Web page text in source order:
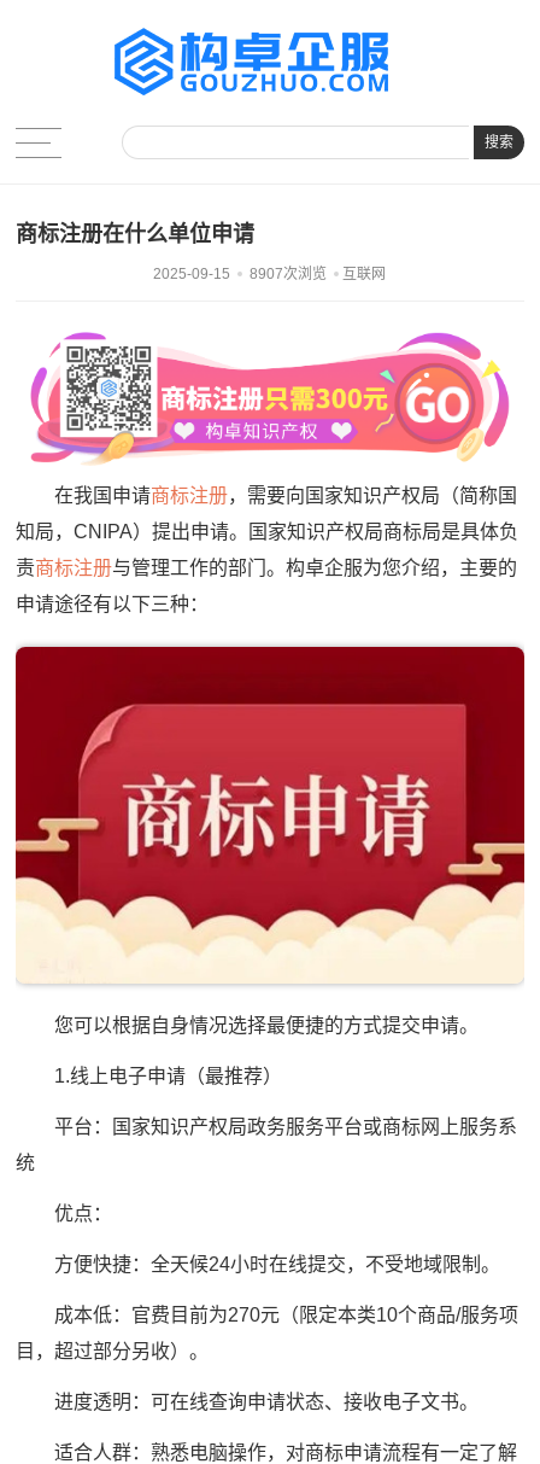
搜索
商标注册在什么单位申请
2025-09-15 8907次浏览 互联网
在我国申请商标注册，需要向国家知识产权局（简称国
知局，CNIPA）提出申请。国家知识产权局商标局是具体负
责商标注册与管理工作的部门。构卓企服为您介绍，主要的
申请途径有以下三种：
您可以根据自身情况选择最便捷的方式提交申请。
1.线上电子申请（最推荐）
平台：国家知识产权局政务服务平台或商标网上服务系
统
优点：
方便快捷：全天候24小时在线提交，不受地域限制。
成本低：官费目前为270元（限定本类10个商品/服务项
目，超过部分另收）。
进度透明：可在线查询申请状态、接收电子文书。
适合人群：熟悉电脑操作，对商标申请流程有一定了解